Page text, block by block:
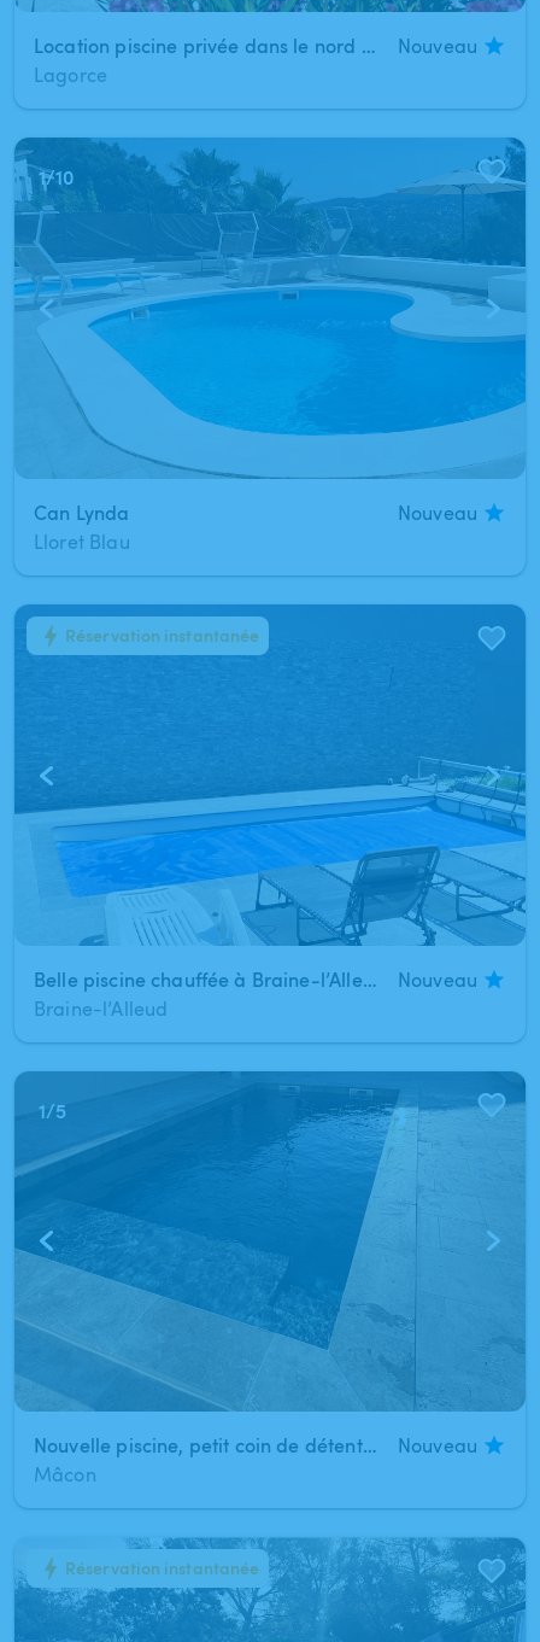
Location piscine privée dans le nord du Libournais
Nouveau
Lagorce
1/10
Can Lynda
Nouveau
Lloret Blau
1/3
Belle piscine chauffée à Braine-l’Alleud
Nouveau
Braine-l’Alleud
Réservation instantanée
1/5
Nouvelle piscine, petit coin de détente !
Nouveau
Mâcon
1/3 Réservation instantanée